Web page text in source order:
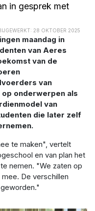
in gesprek met
28 OKTOBER 2025
van Aeres
van de
van
onderwerpen als
van
die later zelf
en van plan het
nemen. "We zaten op
De verschillen